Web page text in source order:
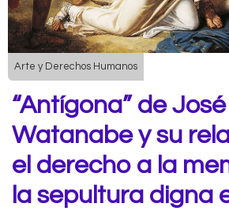
Arte y Derechos Humanos
“Antígona” de José
Watanabe y su
el derecho a la
la sepultura digna